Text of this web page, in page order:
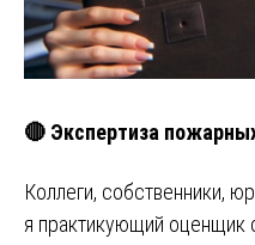
🔴 Экспертиза
Коллеги, собственники,
я практикующий оценщик